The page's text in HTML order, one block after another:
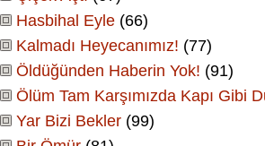
Hasbihal Eyle (66)
Kalmadı Heyecanımız! (77)
Öldüğünden Haberin Yok! (91)
Ölüm Tam Karşımızda Kapı Gibi
Yar Bizi Bekler (99)